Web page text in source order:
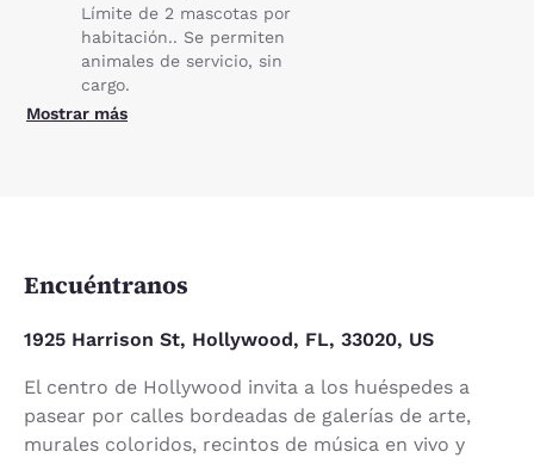
Límite de 2 mascotas por
habitación.. Se permiten
animales de servicio, sin
cargo.
Mostrar más
Encuéntranos
1925 Harrison St, Hollywood, FL, 33020, US
El centro de Hollywood invita a los huéspedes a
pasear por calles bordeadas de galerías de arte,
murales coloridos, recintos de música en vivo y